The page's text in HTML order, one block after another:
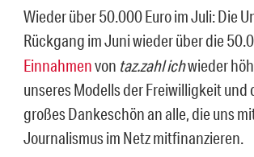
Wieder über 50.000 Euro im Juli: Die
Rückgang im Juni wieder über die
Einnahmenvon taz.zahl ichwieder
unseres Modells der Freiwilligkeit
großes Dankeschön an alle, die uns
Journalismus im Netz mitfinanzieren.